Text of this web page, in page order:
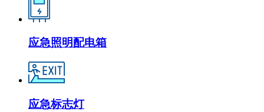
应急照明配电箱
应急标志灯